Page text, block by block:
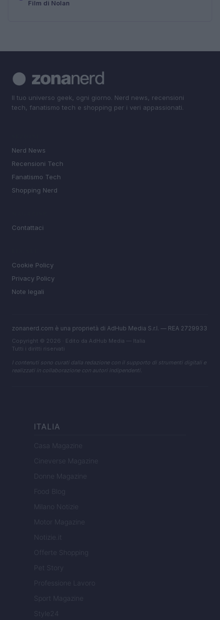
Film di Nolan
Il tuo universo geek, ogni giorno. Nerd news, recensioni
tech, fanatismo tech e shopping per i veri appassionati.
Nerd News
Recensioni Tech
Fanatismo Tech
Shopping Nerd
Contattaci
Cookie Policy
Privacy Policy
Note legali
zonanerd.com è una proprietà di AdHub Media S.r.l. — REA 2729933
Copyright © 2026 · Edito da AdHub Media — Italia
Tutti i diritti riservati
I contenuti sono curati dalla redazione con il supporto di strumenti digitali e
realizzati in collaborazione con autori indipendenti.
ITALIA
Casa Magazine
Cineverse Magazine
Donne Magazine
Food Blog
Milano Notizie
Motor Magazine
Notizie.it
Offerte Shopping
Pet Story
Professione Lavoro
Sport Magazine
Style24